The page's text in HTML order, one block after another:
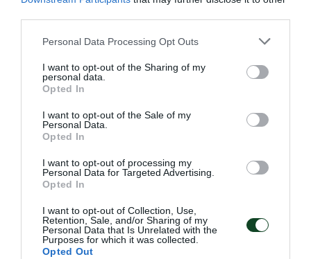
Please note that this website/app uses one or more Google
not limited to your visit or usage behaviour. You may click to
grant or deny consent to Google and its third-party tags to
use your data for below specified purposes in below Google
consent section.
Personal Data Processing Opt Outs
I want to opt-out of the Sharing of my
personal data.
Opted In
I want to opt-out of the Sale of my
Personal Data.
Opted In
I want to opt-out of processing my
Personal Data for Targeted Advertising.
Opted In
I want to opt-out of Collection, Use,
Retention, Sale, and/or Sharing of my
Personal Data that Is Unrelated with the
Purposes for which it was collected.
Opted Out
ΓΕΡΜΑΝΙΑΣ
Το μέγεθος του Παναθηναϊκού είναι τεράστιο και έχει
χαρακτηριστικό το γεγονός πως υπάρχουν ομάδες που
δημιουργήθηκαν προς τιμήν του μεγαλύτερου Συλλόγου
και έχουν πάρει την ονομασία του.